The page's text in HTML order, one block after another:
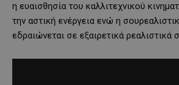
η ευαισθησία του καλλιτεχνικού
την αστική ενέργεια ενώ η
εδραιώνεται σε εξαιρετικά ρεαλιστικά